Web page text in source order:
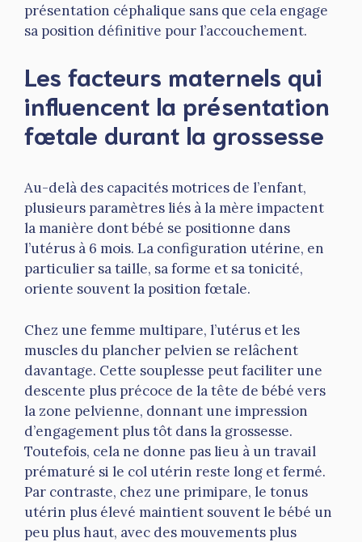
présentation céphalique sans que cela engage
sa position définitive pour l’accouchement.
Les facteurs maternels qui
influencent la présentation
fœtale durant la grossesse
Au-delà des capacités motrices de l’enfant,
plusieurs paramètres liés à la mère impactent
la manière dont bébé se positionne dans
l’utérus à 6 mois. La configuration utérine, en
particulier sa taille, sa forme et sa tonicité,
oriente souvent la position fœtale.
Chez une femme multipare, l’utérus et les
muscles du plancher pelvien se relâchent
davantage. Cette souplesse peut faciliter une
descente plus précoce de la tête de bébé vers
la zone pelvienne, donnant une impression
d’engagement plus tôt dans la grossesse.
Toutefois, cela ne donne pas lieu à un travail
prématuré si le col utérin reste long et fermé.
Par contraste, chez une primipare, le tonus
utérin plus élevé maintient souvent le bébé un
peu plus haut, avec des mouvements plus